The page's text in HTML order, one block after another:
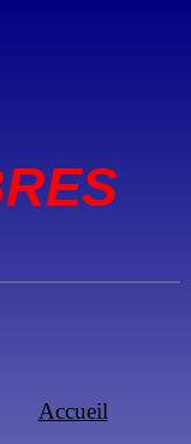
Accueil